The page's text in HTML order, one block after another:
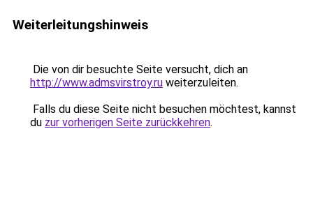
Weiterleitungshinweis
Die von dir besuchte Seite versucht, dich an
http://www.admsvirstroy.ru weiterzuleiten.
Falls du diese Seite nicht besuchen möchtest, kannst
du zur vorherigen Seite zurückkehren.